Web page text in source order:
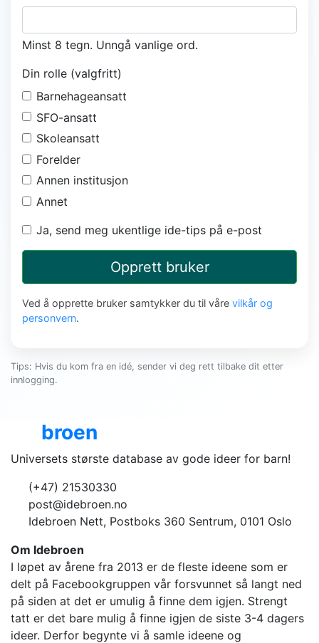
Minst 8 tegn. Unngå vanlige ord.
Din rolle (valgfritt)
Barnehageansatt
SFO-ansatt
Skoleansatt
Forelder
Annen institusjon
Annet
Ja, send meg ukentlige ide-tips på e-post
Opprett bruker
Ved å opprette bruker samtykker du til våre vilkår og
personvern.
Tips: Hvis du kom fra en idé, sender vi deg rett tilbake dit etter
innlogging.
broen
Universets største database av gode ideer for barn!
(+47) 21530330
post@idebroen.no
Idebroen Nett, Postboks 360 Sentrum, 0101 Oslo
Om Idebroen
I løpet av årene fra 2013 er de fleste ideene som er
delt på Facebookgruppen vår forsvunnet så langt ned
på siden at det er umulig å finne dem igjen. Strengt
tatt er det bare mulig å finne igjen de siste 3-4 dagers
ideer. Derfor begynte vi å samle ideene og